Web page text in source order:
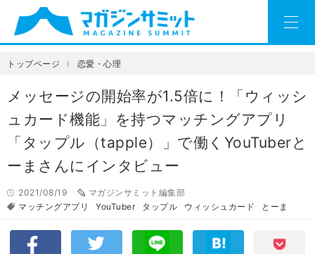
トップページ 恋愛・心理
メッセージの開始率が1.5倍に！「ウィッシ
ュカード機能」を持つマッチングアプリ
「タップル（tapple）」で働くYouTuberと
ーまさんにインタビュー
2021/08/19
マガジンサミット編集部
マッチングアプリ
YouTuber タップル ウィッシュカード とーま